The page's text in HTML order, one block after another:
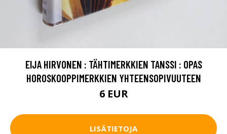
EIJA HIRVONEN : TÄHTIMERKKIEN TANSSI : OPAS
HOROSKOOPPIMERKKIEN YHTEENSOPIVUUTEEN
6 EUR
LISÄTIETOJA